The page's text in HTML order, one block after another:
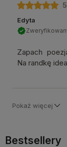
5
Edyta
Zapach
Na randkę
Pokaż więcej
Bestsellery